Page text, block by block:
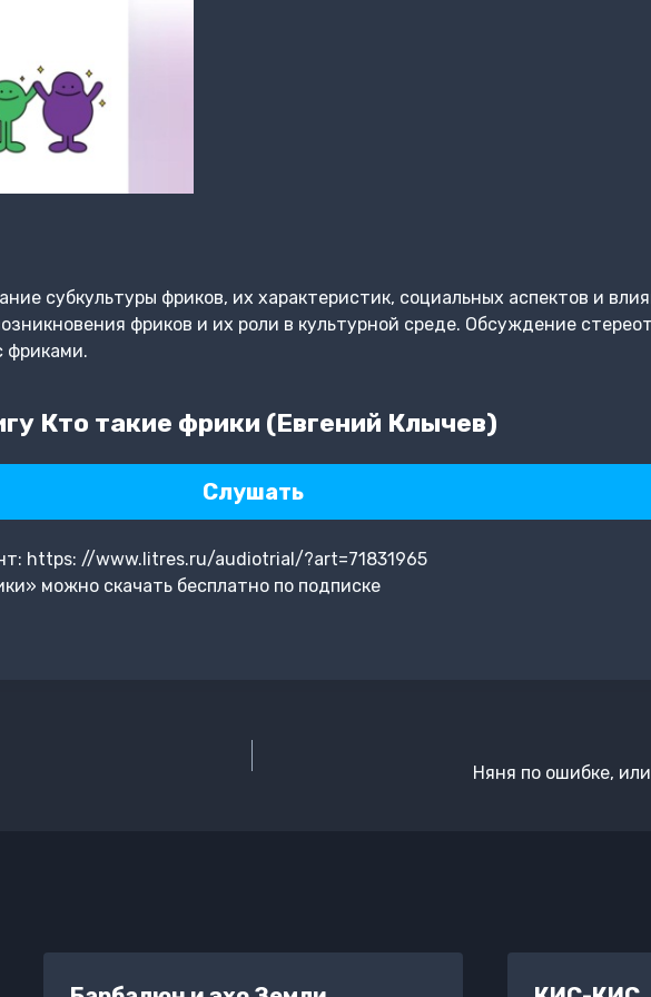
субкультуры фриков, их характеристик, социальных аспектов и
фриков и их роли в культурной среде. Обсуждение
фриками.
Кто такие фрики (Евгений Клычев)
Слушать
https: //www.litres.ru/audiotrial/?art=71831965
можно скачать бесплатно по подписке
Няня по ошибке,